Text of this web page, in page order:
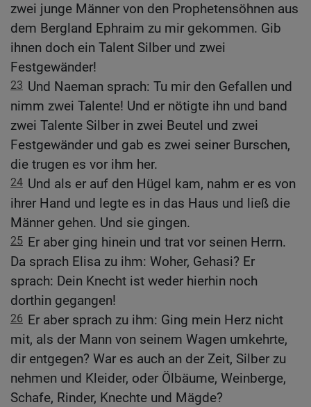
zwei junge Männer von den Prophetensöhnen aus
dem Bergland Ephraim zu mir gekommen. Gib
ihnen doch ein Talent Silber und zwei
Festgewänder!
23 Und Naeman sprach: Tu mir den Gefallen und
nimm zwei Talente! Und er nötigte ihn und band
zwei Talente Silber in zwei Beutel und zwei
Festgewänder und gab es zwei seiner Burschen,
die trugen es vor ihm her.
24 Und als er auf den Hügel kam, nahm er es von
ihrer Hand und legte es in das Haus und ließ die
Männer gehen. Und sie gingen.
25 Er aber ging hinein und trat vor seinen Herrn.
Da sprach Elisa zu ihm: Woher, Gehasi? Er
sprach: Dein Knecht ist weder hierhin noch
dorthin gegangen!
26 Er aber sprach zu ihm: Ging mein Herz nicht
mit, als der Mann von seinem Wagen umkehrte,
dir entgegen? War es auch an der Zeit, Silber zu
nehmen und Kleider, oder Ölbäume, Weinberge,
Schafe, Rinder, Knechte und Mägde?